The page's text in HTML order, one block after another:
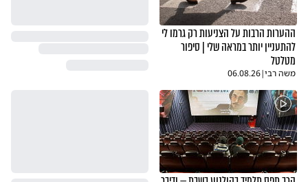
ההערות הרבות על הצניעות רק גרמו לי
להתעניין יותר במראה שלי | סיפור
מטלטל
משה רבי|
06.08.26